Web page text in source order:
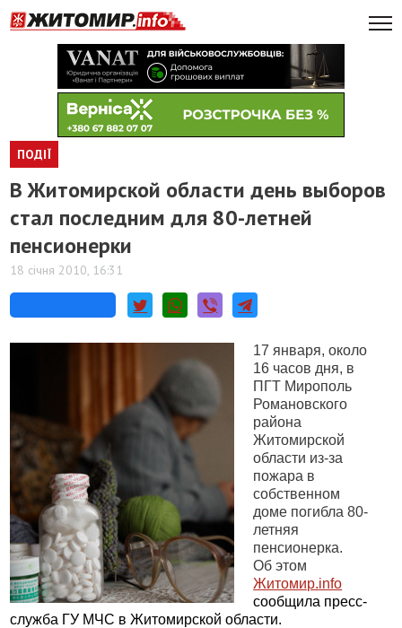
ПОДІЇ
В Житомирской области день выборов
стал последним для 80-летней
пенсионерки
18 січня 2010, 16:31
17 января, около
16 часов дня, в
ПГТ Мирополь
Романовского
района
Житомирской
области из-за
пожара в
собственном
доме погибла 80-
летняя
пенсионерка.
Об этом
Житомир.info
сообщила пресс-
служба ГУ МЧС в Житомирской области.